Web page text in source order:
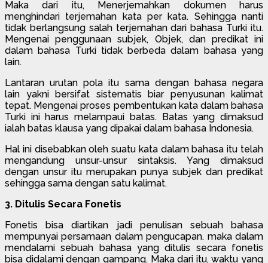
Maka dari itu, Menerjemahkan dokumen harus
menghindari terjemahan kata per kata. Sehingga nanti
tidak berlangsung salah terjemahan dari bahasa Turki itu.
Mengenai penggunaan subjek, Objek, dan predikat ini
dalam bahasa Turki tidak berbeda dalam bahasa yang
lain.
Lantaran urutan pola itu sama dengan bahasa negara
lain yakni bersifat sistematis biar penyusunan kalimat
tepat. Mengenai proses pembentukan kata dalam bahasa
Turki ini harus melampaui batas. Batas yang dimaksud
ialah batas klausa yang dipakai dalam bahasa Indonesia.
Hal ini disebabkan oleh suatu kata dalam bahasa itu telah
mengandung unsur-unsur sintaksis. Yang dimaksud
dengan unsur itu merupakan punya subjek dan predikat
sehingga sama dengan satu kalimat.
3. Ditulis Secara Fonetis
Fonetis bisa diartikan jadi penulisan sebuah bahasa
mempunyai persamaan dalam pengucapan. maka dalam
mendalami sebuah bahasa yang ditulis secara fonetis
bisa didalami dengan gampang. Maka dari itu, waktu yang